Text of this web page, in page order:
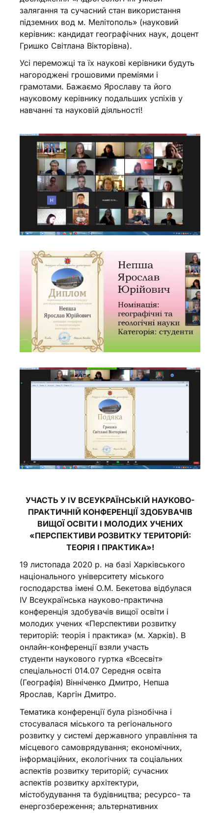
залягання та сучасний стан використання
підземних вод м. Мелітополь» (науковий
керівник: кандидат географічних наук, доцент
Гришко Світлана Вікторівна).
Усі переможці та їх наукові керівники будуть
нагороджені грошовими преміями і
грамотами. Бажаємо Ярославу та його
науковому керівнику подальших успіхів у
навчанні та науковій діяльності!
УЧАСТЬ У IV ВСЕУКРАЇНСЬКІЙ НАУКОВО-
ПРАКТИЧНІЙ КОНФЕРЕНЦІЇ ЗДОБУВАЧІВ
ВИЩОЇ ОСВІТИ І МОЛОДИХ УЧЕНИХ
«ПЕРСПЕКТИВИ РОЗВИТКУ ТЕРИТОРІЙ:
ТЕОРІЯ І ПРАКТИКА»!
19 листопада 2020 р. на базі Харківського
національного університету міського
господарства імені О.М. Бекетова відбулася
IV Всеукраїнська науково-практична
конференція здобувачів вищої освіти і
молодих учених «Перспективи розвитку
територій: теорія і практика» (м. Харків). В
онлайн-конференції взяли участь
студенти наукового гуртка «Всесвіт»
спеціальності 014.07 Середня освіта
(Географія) Вінніченко Дмитро, Непша
Ярослав, Каргін Дмитро.
Тематика конференції була різнобічна і
стосувалася міського та регіонального
розвитку у системі державного управління та
місцевого самоврядування; економічних,
інформаційних, екологічних та соціальних
аспектів розвитку територій; сучасних
аспектів розвитку архітектури,
містобудування та будівництва; ресурсо- та
енергозбереження; альтернативних